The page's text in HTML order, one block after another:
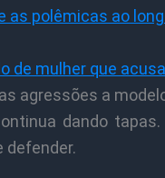
as polêmicas ao
de mulher que
agressões a
dando
defender.